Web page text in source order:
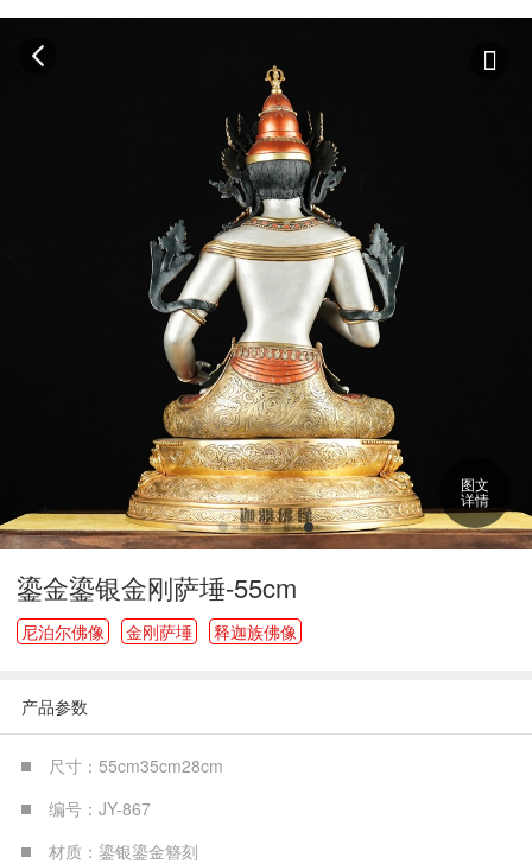
图文
详情
鎏金鎏银金刚萨埵-55cm
尼泊尔佛像 金刚萨埵 释迦族佛像
产品参数
尺寸：55cm35cm28cm
编号：JY-867
材质：鎏银鎏金簪刻